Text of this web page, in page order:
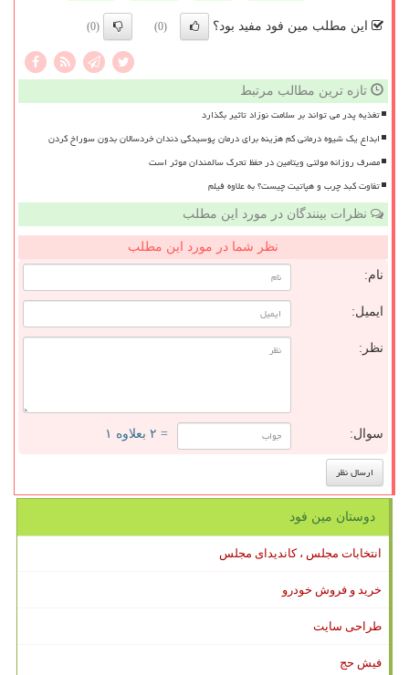
این مطلب مین فود مفید بود؟ (0)
(0)
تازه ترین مطالب مرتبط
تغذیه پدر می تواند بر سلامت نوزاد تاثیر بگذارد
ابداع یک شیوه درمانی کم هزینه برای درمان پوسیدگی دندان خردسالان بدون سوراخ کردن
مصرف روزانه مولتی ویتامین در حفظ تحرک سالمندان موثر است
تفاوت کبد چرب و هپاتیت چیست؟ به علاوه فیلم
نظرات بینندگان در مورد این مطلب
نظر شما در مورد این مطلب
نام:
ایمیل:
نظر:
سوال: = ۲ بعلاوه ۱
دوستان مین فود
انتخابات مجلس ، کاندیدای مجلس
خرید و فروش خودرو
طراحی سایت
فیش حج